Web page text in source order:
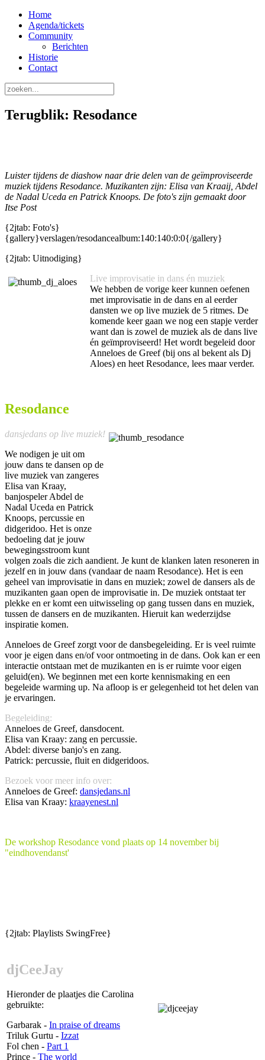
Home
Agenda/tickets
Community
Berichten
Historie
Contact
Terugblik: Resodance
Luister tijdens de diashow naar drie delen van de geïmproviseerde
muziek tijdens Resodance. Muzikanten zijn: Elisa van Kraaij, Abdel
de Nadal Uceda en Patrick Knoops. De foto's zijn gemaakt door
Itse Post
{2jtab: Foto's}
{gallery}verslagen/resodancealbum:140:140:0:0{/gallery}
{2jtab: Uitnodiging}
Live improvisatie in dans én muziek
We hebben de vorige keer kunnen oefenen
met improvisatie in de dans en al eerder
dansten we op live muziek de 5 ritmes. De
komende keer gaan we nog een stapje verder
want dan is zowel de muziek als de dans live
én geïmproviseerd! Het wordt begeleid door
Anneloes de Greef (bij ons al bekent als Dj
Aloes) en heet Resodance, lees maar verder.
Resodance
dansjedans op live muziek!
We nodigen je uit om
jouw dans te dansen op de
live muziek van zangeres
Elisa van Kraay,
banjospeler Abdel de
Nadal Uceda en Patrick
Knoops, percussie en
didgeridoo. Het is onze
bedoeling dat je jouw
bewegingsstroom kunt
volgen zoals die zich aandient. Je kunt de klanken laten resoneren in
jezelf en in jouw dans (vandaar de naam Resodance). Het is een
geheel van improvisatie in dans en muziek; zowel de dansers als de
muzikanten gaan open de improvisatie in. De muziek ontstaat ter
plekke en er komt een uitwisseling op gang tussen dans en muziek,
tussen de dansers en de muzikanten. Hieruit kan wederzijdse
inspiratie komen.
Anneloes de Greef zorgt voor de dansbegeleiding. Er is veel ruimte
voor je eigen dans en/of voor ontmoeting in de dans. Ook kan er een
interactie ontstaan met de muzikanten en is er ruimte voor eigen
geluid(en). We beginnen met een korte kennismaking en een
begeleide warming up. Na afloop is er gelegenheid tot het delen van
je ervaringen.
Begeleiding:
Anneloes de Greef, dansdocent.
Elisa van Kraay: zang en percussie.
Abdel: diverse banjo's en zang.
Patrick: percussie, fluit en didgeridoos.
Bezoek voor meer info over:
Anneloes de Greef: dansjedans.nl
Elisa van Kraay: kraayenest.nl
De workshop Resodance vond plaats op 14 november bij
"eindhovendanst'
{2jtab: Playlists SwingFree}
djCeeJay
Hieronder de plaatjes die Carolina
gebruikte:
Garbarak - In praise of dreams
Triluk Gurtu - Izzat
Fol chen - Part 1
Prince - The world